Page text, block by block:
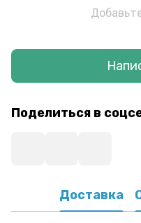
Поделиться в
Доставка